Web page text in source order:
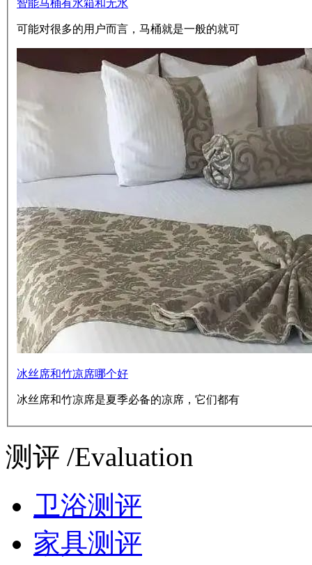
智能马桶有水箱和无水
可能对很多的用户而言，马桶就是一般的就可
冰丝席和竹凉席哪个好
冰丝席和竹凉席是夏季必备的凉席，它们都有
测评 /Evaluation
卫浴测评
家具测评